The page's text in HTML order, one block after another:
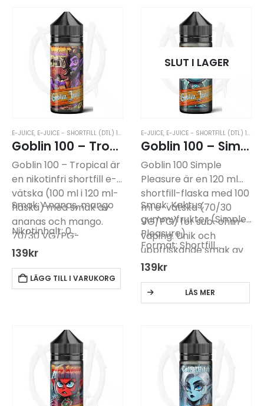
komplettering med
nikotinshot som köps…
innehåller 100 ml
shortfill. För att
använda…
E-JUICE, E-JUICE - SHORTFILL (DTL) 100ML E-JUICE UTAN NIKOTIN,GOBLIN JUICE 100
Goblin 100 – Tropical
Goblin 100 – Tropical är
en nikotinfri shortfill e-
vätska (100 ml i 120 ml-
flaska) med smak av
ananas och mango.
70/30 VG/PG-
blandning. Tillsätt
nikotinstyrka.
Smak: Ananas, mango
Nikotinhalt: 0…
139kr
LÄGG TILL I VARUKORG
SLUT I LAGER
E-JUICE, E-JUICE - SHORTFILL (DTL) 100ML
Goblin 100 – Simple Pleasure
Goblin 100 Simple
Pleasure är en 120 ml
shortfill-flaska med 100
ml e-vätska (70/30
VG/PG) för sub-ohm-
vaping. Unik och
uppfriskande smak av
kaktus och
Smak: Kaktus,
gummyfrukter (Simple
Pleasure)
Format: Shortfill…
139kr
LÄS MER